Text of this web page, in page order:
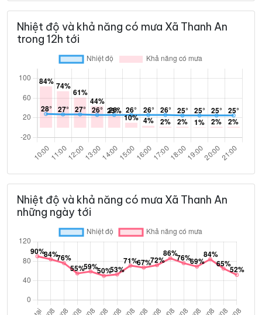
Nhiệt độ và khả năng có mưa Xã Thanh An
trong 12h tới
Nhiệt độ và khả năng có mưa Xã Thanh An
những ngày tới